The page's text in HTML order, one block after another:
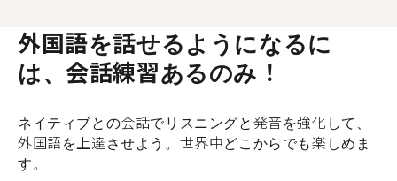
外国語を話せるようになるに
は、会話練習あるのみ！
ネイティブとの会話でリスニングと発音を強化して、
外国語を上達させよう。世界中どこからでも楽しめま
す。